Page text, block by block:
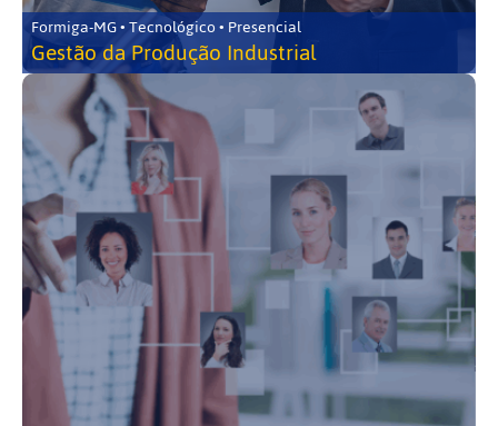
Formiga-MG • Tecnológico • Presencial
Gestão da Produção Industrial